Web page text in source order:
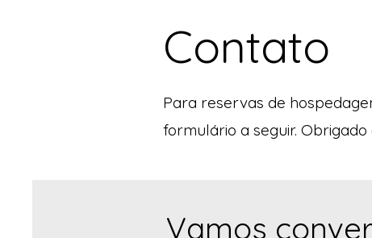
Contato
Para reservas de
formulário a seguir.
Vamos